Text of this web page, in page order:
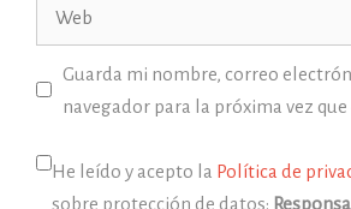
Guarda mi nombre, correo
navegador para la próxima vez
He leído y acepto la Política de
sobre protección de datos: